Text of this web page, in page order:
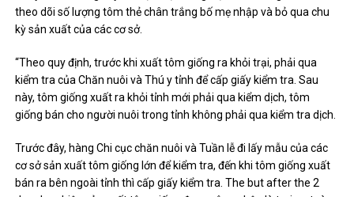
theo dõi số lượng tôm thẻ chân trắng bố mẹ nhập và bỏ qua chu
kỳ sản xuất của các cơ sở.
“Theo quy định, trước khi xuất tôm giống ra khỏi trại, phải qua
kiểm tra của Chăn nuôi và Thú y tỉnh để cấp giấy kiểm tra. Sau
này, tôm giống xuất ra khỏi tỉnh mới phải qua kiểm dịch, tôm
giống bán cho người nuôi trong tỉnh không phải qua kiểm tra dịch.
Trước đây, hàng Chi cục chăn nuôi và Tuần lễ đi lấy mẫu của các
cơ sở sản xuất tôm giống lớn để kiểm tra, đến khi tôm giống xuất
bán ra bên ngoài tỉnh thì cấp giấy kiểm tra. The but after the 2